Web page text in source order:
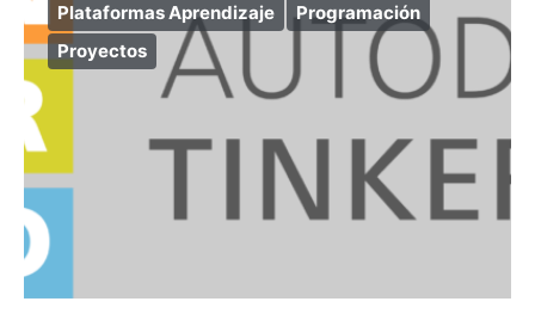
Plataformas Aprendizaje
Programación
Proyectos